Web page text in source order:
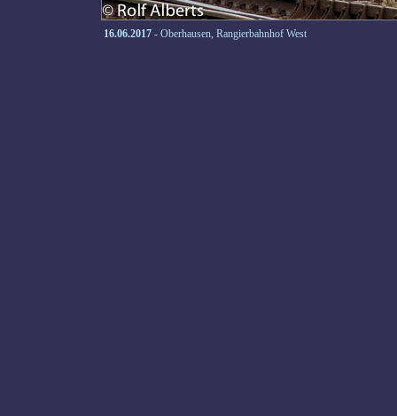
16.06.2017 - Oberhausen, Rangierbahnhof West